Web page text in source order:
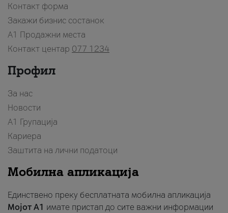
Контакт форма
Закажи бизнис состанок
A1 Продажни места
Контакт центар 077 1234
Профил
За нас
Новости
А1 Групација
Кариера
Заштита на лични податоци
Мобилна апликација
Единствено преку бесплатната мобилна апликација
Мојот A1 имате пристап до сите важни информации